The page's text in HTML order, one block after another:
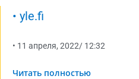
• yle.fi
• 11 апреля, 2022/ 12:32
Читать полностью